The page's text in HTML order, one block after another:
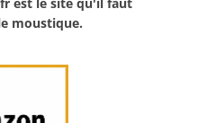
moustique.